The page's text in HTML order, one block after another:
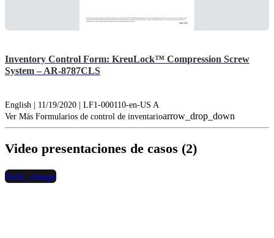
Inventory Control Form: KreuLock™ Compression Screw
System – AR-8787CLS
English | 11/19/2020 | LF1-000110-en-US A
Ver Más Formularios de control de inventarioarrow_drop_down
Video presentaciones de casos (2)
hide_image